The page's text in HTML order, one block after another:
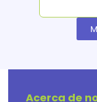
Acerca de